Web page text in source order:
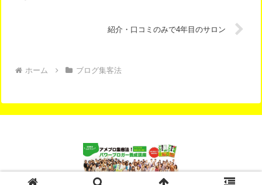
紹介・口コミのみで4年目のサロン
ホーム ブログ集客法